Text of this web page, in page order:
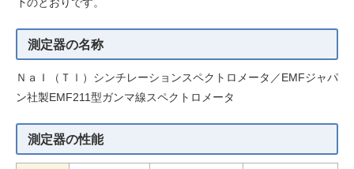
測定器の名称
ＮａＩ（Ｔｌ）シンチレーションスペクトロメータ／EMFジャパ
ン社製EMF211型ガンマ線スペクトロメータ
測定器の性能